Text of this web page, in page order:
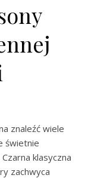
znaleźć wiele
świetnie
klasyczna
zachwyca